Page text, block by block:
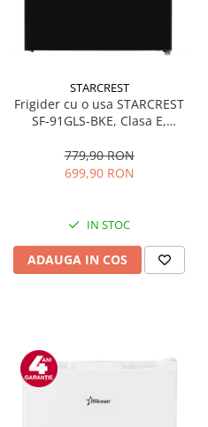
STARCREST
Frigider cu o usa STARCREST
SF-91GLS-BKE, Clasa E,
interioara, H 83 cm, Sticla
Neagra
779,90 RON
699,90 RON
IN STOC
ADAUGA IN COS